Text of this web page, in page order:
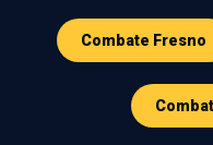
Combate Fresno